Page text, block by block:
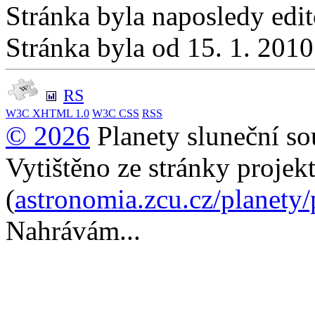
Stránka byla naposledy
Stránka byla od 15. 1.
RS
W3C XHTML 1.0 W3C CSS RSS
© 2026 Planety sluneční
Vytištěno ze stránky
(astronomia.zcu.cz/
Nahrávám...